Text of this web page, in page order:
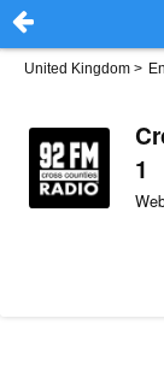
United Kingdom >
1